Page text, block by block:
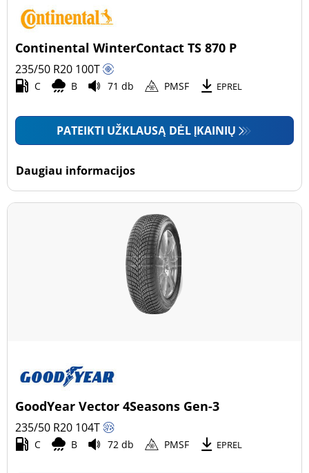
Continental WinterContact TS 870 P
235/50 R20 100T
C B 71 db PMSF EPREL
PATEIKTI UŽKLAUSĄ DĖL ĮKAINIŲ
Daugiau informacijos
GoodYear Vector 4Seasons Gen-3
235/50 R20 104T
C B 72 db PMSF EPREL